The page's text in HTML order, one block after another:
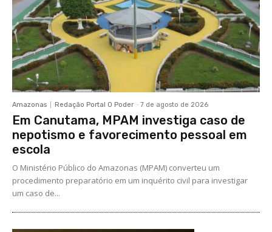
Amazonas Redação Portal O Poder - 7 de agosto de 2026
Em Canutama, MPAM investiga caso de
nepotismo e favorecimento pessoal em
escola
O Ministério Público do Amazonas (MPAM) converteu um
procedimento preparatório em um inquérito civil para investigar
um caso de...